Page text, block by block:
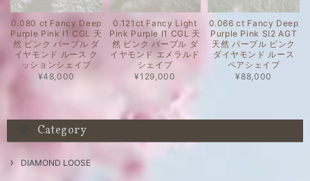
0.080 ct Fancy Deep
Purple Pink I1 CGL 天
然 ピンク パープル ダ
イヤモンド ルース ク
ッションシェイプ
¥48,000
0.121ct Fancy Light
Pink Purple I1 CGL 天
然 ピンク パープル ダ
イヤモンド エメラルド
シェイプ
¥129,000
0.066 ct Fancy Deep
Purple Pink SI2 AGT
天然 パープル ピンク
ダイヤモンド ルース
ペアシェイプ
¥88,000
Category
DIAMOND LOOSE